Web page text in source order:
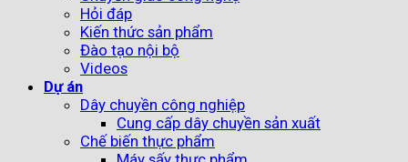
Hỏi đáp
Kiến thức sản phẩm
Đào tạo nội bộ
Videos
Dự án
Dây chuyền công nghiệp
Cung cấp dây chuyền sản xuất
Chế biến thực phẩm